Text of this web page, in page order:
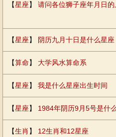
【星座】 请问各位狮子座年月日
【星座】 阴历九月十日是什么星座
【算命】 大学风水算命系
【星座】 我是什么星座出生时间
【星座】 1984年阴历9月5号是什
【生肖 】 12生肖和12星座